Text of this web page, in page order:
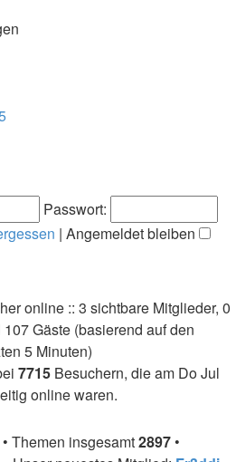
Passwort:
| Angemeldet bleiben
online :: 3 sichtbare Mitglieder, 0
Gäste (basierend auf den
5 Minuten)
7715 Besuchern, die am Do Jul
online waren.
• Themen insgesamt2897 •